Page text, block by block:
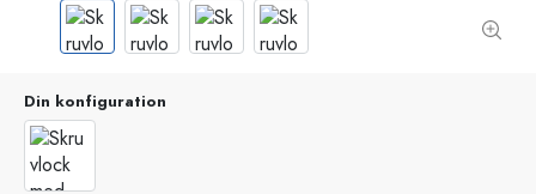
Din konfiguration